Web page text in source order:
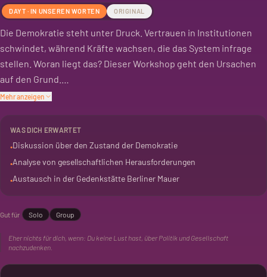
DAYT · IN UNSEREN WORTEN ORIGINAL
Die Demokratie steht unter Druck. Vertrauen in Institutionen
schwindet, während Kräfte wachsen, die das System infrage
stellen. Woran liegt das? Dieser Workshop geht den Ursachen
auf den Grund.
Erschöpfung und Erneuerung werden Überlegungen
angestellt. Ein Abend, um die aktuelle Lage zu analysieren und
Perspektiven zu entwickeln.
Wissen vermittelt und zum kreativen Austausch angeregt.
Mehr anzeigen
WAS DICH ERWARTET
•Diskussion über den Zustand der Demokratie
•Analyse von gesellschaftlichen Herausforderungen
•Austausch in der Gedenkstätte Berliner Mauer
Gut für Solo Group
Eher nichts für dich, wenn: Du keine Lust hast, über Politik und Gesellschaft
nachzudenken.